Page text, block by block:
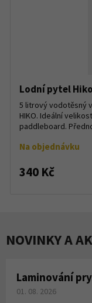
Lodní pytel
5 litrový vodotěsný
HIKO. Ideální
paddleboard.
Na objednávku
340 Kč
NOVINKY A
Laminování
01. 08. 2026